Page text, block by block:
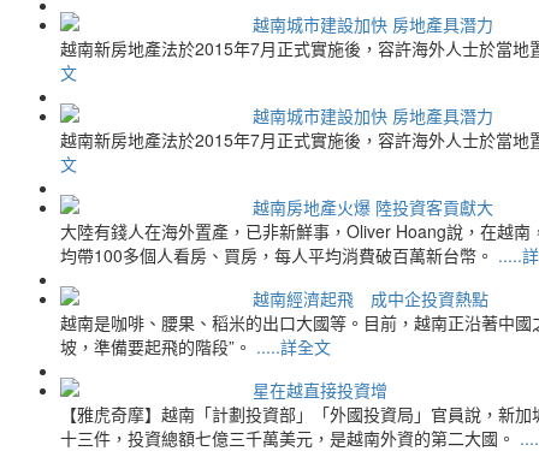
越南城市建設加快 房地產具潛力
越南新房地產法於2015年7月正式實施後，容許海外人士於當
文
越南城市建設加快 房地產具潛力
越南新房地產法於2015年7月正式實施後，容許海外人士於當
文
越南房地產火爆 陸投資客貢獻大
大陸有錢人在海外置產，已非新鮮事，Oliver Hoang說，在越
均帶100多個人看房、買房，每人平均消費破百萬新台幣。 .....
越南經濟起飛 成中企投資熱點
越南是咖啡、腰果、稻米的出口大國等。目前，越南正沿著中
坡，準備要起飛的階段”。 .....詳全文
星在越直接投資增
【雅虎奇摩】越南「計劃投資部」「外國投資局」官員說，新
十三件，投資總額七億三千萬美元，是越南外資的第二大國。